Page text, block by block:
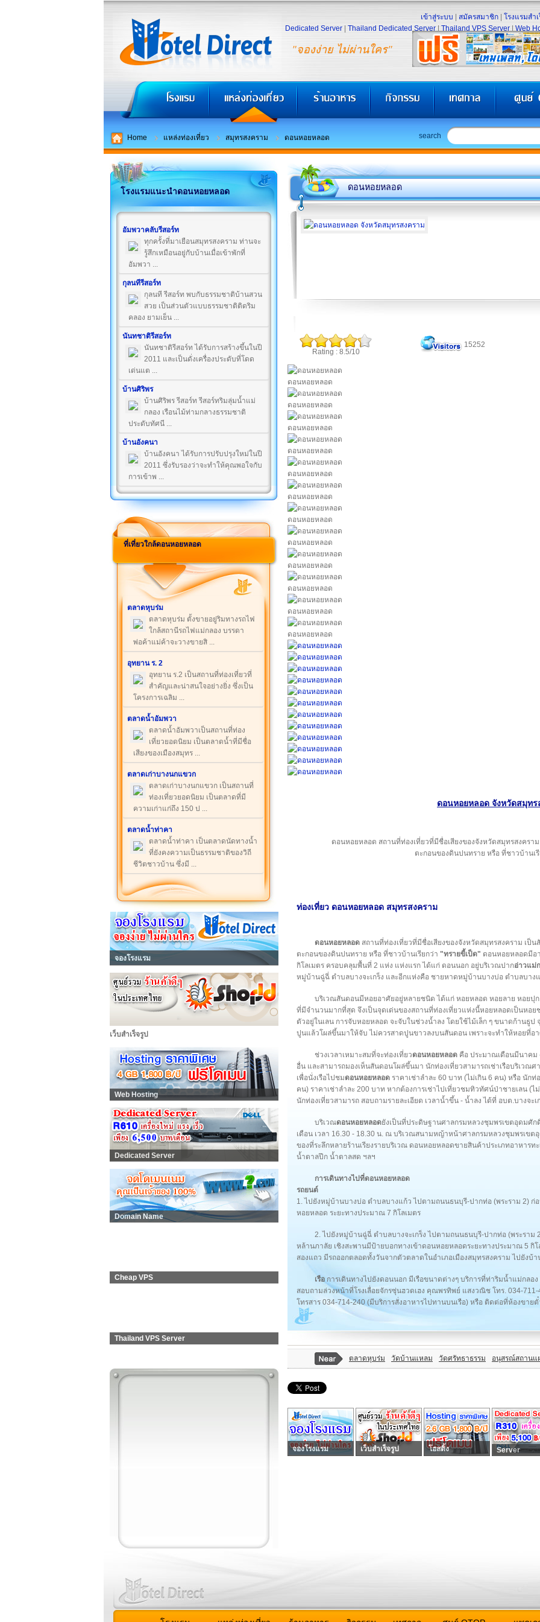
"จองง่าย ไม่ผ่านใคร"
เข้าสู่ระบบ สมัครสมาชิก โรงแรมสำเ
Dedicated Server
Thailand Dedicated Server Thailand VPS Server Web
Home แหล่งท่องเที่ยว สมุทรสงคราม ดอนหอยหลอด search
โรงแรมแนะนำดอนหอยหลอด
อัมพวาคลับรีสอร์ท
ทุกครั้งที่มาเยือนสมุทรสงคราม ท่านจะ
รู้สึกเหมือนอยู่กับบ้านเมื่อเข้าพักที่
อัมพวา ...
กุลนทีรีสอร์ท
กุลนที รีสอร์ท พบกับธรรมชาติบ้านสวน
สวย เป็นส่วนตัวแบบธรรมชาติติดริม
คลอง ยามเย็น ...
นันทชาติรีสอร์ท
นันทชาติรีสอร์ท ได้รับการสร้างขึ้นในปี
2011 และเป็นดั่งเครื่องประดับที่โดด
เด่นแต ...
บ้านศิริพร
บ้านศิริพร รีสอร์ท รีสอร์ทริมลุ่มน้ำแม่
กลอง เรือนไม้ท่ามกลางธรรมชาติ
ประดับทัศนี ...
บ้านอังคนา
บ้านอังคนา ได้รับการปรับปรุงใหม่ในปี
2011 ซึ่งรับรองว่าจะทำให้คุณพอใจกับ
การเข้าพ ...
ที่เที่ยวใกล้ดอนหอยหลอด
ตลาดหุบร่ม
ตลาดหุบร่ม ตั้งขายอยู่ริมทางรถไฟ
ใกล้สถานีรถไฟแม่กลอง บรรดา
พ่อค้าแม่ค้าจะวางขายสิ ...
อุทยาน ร. 2
อุทยาน ร.2 เป็นสถานที่ท่องเที่ยวที่
สำคัญและน่าสนใจอย่างยิ่ง ซึ่งเป็น
โครงการเฉลิม ...
ตลาดน้ำอัมพวา
ตลาดน้ำอัมพวาเป็นสถานที่ท่อง
เที่ยวยอดนิยม เป็นตลาดน้ำที่มีชื่อ
เสียงของเมืองสมุทร ...
ตลาดเก่าบางนกแขวก
ตลาดเก่าบางนกแขวก เป็นสถานที่
ท่องเที่ยวยอดนิยม เป็นตลาดที่มี
ความเก่าแก่ถึง 150 ป ...
ตลาดน้ำท่าคา
ตลาดน้ำท่าคา เป็นตลาดนัดทางน้ำ
ที่ยังคงความเป็นธรรมชาติของวิถี
ชีวิตชาวบ้าน ซึ่งมี ...
จองโรงแรม
เว็บสำเร็จรูป
Web Hosting
Dedicated Server
Domain Name
Cheap VPS
Thailand VPS Server
ดอนหอยหลอด
Rating : 8.5/10
15252
ดอนหอยหลอด
ดอนหอยหลอด
ดอนหอยหลอด
ดอนหอยหลอด
ดอนหอยหลอด
ดอนหอยหลอด
ดอนหอยหลอด
ดอนหอยหลอด
ดอนหอยหลอด
ดอนหอยหลอด
ดอนหอยหลอด
ดอนหอยหลอด
ดอนหอยหลอด จังหวัดสมุทร
ดอนหอยหลอด สถานที่ท่องเที่ยวที่มีชื่อเสียงของจังหวัดสมุทรสงคร
ตะกอนของดินปนทราย หรือ ที่ชาวบ้านเ
ท่องเที่ยว ดอนหอยหลอด สมุทรสงคราม
ดอนหอยหลอด สถานที่ท่องเที่ยวที่มีชื่อเสียงของจังหวัดสมุทรสงคราม เป็
ตะกอนของดินปนทราย หรือ ที่ชาวบ้านเรียกว่า "ทรายขี้เป็ด" ดอนหอยหลอดมีอ
กิโลเมตร ครอบคลุมพื้นที่ 2 แห่ง แห่งแรก ได้แก่ ดอนนอก อยู่บริเวณปากอ่าวแม่
หมู่บ้านฉู่ฉี่ ตำบลบางจะเกร็ง และอีกแห่งคือ ชายหาดหมู่บ้านบางบ่อ ตำบลบาง
บริเวณสันดอนมีหอยอาศัยอยู่หลายชนิด ได้แก่ หอยหลอด หอยลาย หอยปุ
ที่มีจำนวนมากที่สุด จึงเป็นจุดเด่นของสถานที่ท่องเที่ยวแห่งนี้หอยหลอดเป็นหอ
ตัวอยู่ในเลน การจับหอยหลอด จะจับในช่วงน้ำลง โดยใช้ไม้เล็ก ๆ ขนาดก้านธู
ปูนแล้วโผล่ขึ้นมาให้จับ ไม่ควรสาดปูนขาวลงบนสันดอน เพราะจะทำให้หอยที่อ
ช่วงเวลาเหมาะสมที่จะท่องเที่ยวดอนหอยหลอด คือ ประมาณเดือนมีนาคม
อื่น และสามารถมองเห็นสันดอนโผล่ขึ้นมา นักท่องเที่ยวสามารถเช่าเรือบริเวณ
เพื่อนั่งเรือไปชมดอนหอยหลอด ราคาเช่าลำละ 60 บาท (ไม่เกิน 6 คน) หรือ นัก
คน) ราคาเช่าลำละ 200 บาท หากต้องการเช่าไปเที่ยวชมทิวทัศน์ป่าชายเลน (ไ
นักท่องเที่ยวสามารถ สอบถามรายละเอียด เวลาน้ำขึ้น - น้ำลง ได้ที่ อบต.บางจะเ
บริเวณดอนหอยหลอดยังเป็นที่ประดิษฐานศาลกรมหลวงชุมพรเขตอุดมศั
เดือน เวลา 16.30 - 18.30 น. ณ บริเวณสนามหญ้าหน้าศาลกรมหลวงชุมพรเข
ของที่ระลึกหลายร้านเรียงรายบริเวณ ดอนหอยหลอดขายสินค้าประเภทอาหาร
น้ำตาลปึก น้ำตาลสด ฯลฯ
การเดินทางไปที่ดอนหอยหลอด
รถยนต์
1. ไปยังหมู่บ้านบางบ่อ ตำบลบางแก้ว ไปตามถนนธนบุรี-ปากท่อ (พระราม 2) ก่
หอยหลอด ระยะทางประมาณ 7 กิโลเมตร
2. ไปยังหมู่บ้านฉู่ฉี่ ตำบลบางจะเกร็ง ไปตามถนนธนบุรี-ปากท่อ (พระรา
หล้านภาลัย เชิงสะพานมีป้ายบอกทางเข้าดอนหอยหลอดระยะทางประมาณ 5 กิโ
สองแถว มีรถออกตลอดทั้งวันจากตัวตลาดในอำเภอเมืองสมุทรสงคราม ไปยังบ้
เรือ การเดินทางไปยังดอนนอก มีเรือขนาดต่างๆ บริการที่ท่าริมน้ำแม่กล
สอบถามล่วงหน้าที่โรงเลื่อยจักรซุ่นฮวดเฮง คุณพรทิพย์ แสงวณิช โทร. 034-
โทรสาร 034-714-240 (มีบริการสั่งอาหารไปทานบนเรือ) หรือ ติดต่อที่ห้องขา
ตลาดหุบร่ม วัดบ้านแหลม วัดศรัทธาธรรม อนุสรณ์สถานแ
จองโรงแรม เว็บสำเร็จรูป โฮสติ้ง Server